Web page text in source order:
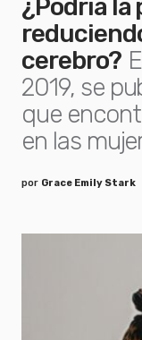
¿Podría la
cerebro?
2019, se
que
en las
por Grace Emily Stark